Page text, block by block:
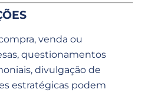
venda ou
questionamentos
divulgação de
estratégicas podem